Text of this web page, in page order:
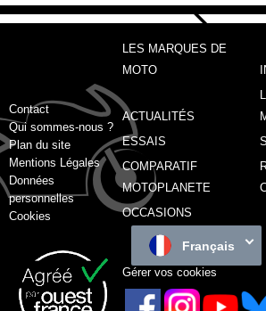
Contact
Qui sommes-nous ?
Plan du site
Mentions Légales
Données
personnelles
Cookies
LES MARQUES DE
MOTO
ACTUALITÉS
ESSAIS
COMPARATIF
MOTOPLANETE
OCCASIONS
Français
Gérer vos cookies